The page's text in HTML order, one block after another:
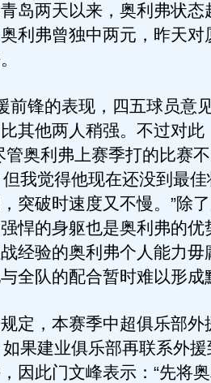
岛两天以来，奥利弗状态
利弗曾独中两元，昨天对
锋的表现，四五球员意
其他两人稍强。不过对此
管奥利弗上赛季打的比赛
我觉得他现在还没到最
突破时速度又不慢。”除
悍的身躯也是奥利弗的优
经验的奥利弗个人能力毋
全队的配合暂时难以形成
，本赛季中超俱乐部外
果建业俱乐部再联系外
因此门文峰表示：“先将